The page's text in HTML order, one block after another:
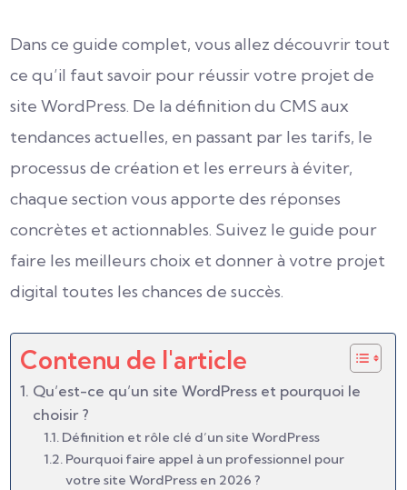
Dans ce guide complet, vous allez découvrir tout
ce qu’il faut savoir pour réussir votre projet de
site WordPress. De la définition du CMS aux
tendances actuelles, en passant par les tarifs, le
processus de création et les erreurs à éviter,
chaque section vous apporte des réponses
concrètes et actionnables. Suivez le guide pour
faire les meilleurs choix et donner à votre projet
digital toutes les chances de succès.
Contenu de l'article
Qu’est-ce qu’un site WordPress et pourquoi le
choisir ?
Définition et rôle clé d’un site WordPress
Pourquoi faire appel à un professionnel pour
votre site WordPress en 2026 ?